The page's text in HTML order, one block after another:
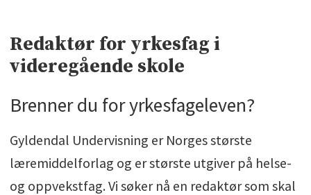
Redaktør for yrkesfag i
videregående skole
Brenner du for yrkesfageleven?
Gyldendal Undervisning er Norges største
læremiddelforlag og er største utgiver på helse-
og oppvekstfag. Vi søker nå en redaktør som skal